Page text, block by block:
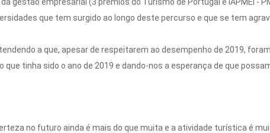
que tem surgido ao longo deste percurso e que se tem
a que, apesar de respeitarem ao desempenho de 2019,
tinha sido o ano de 2019 e dando-nos a esperança de que
no futuro ainda é mais do que muita e a atividade turística é